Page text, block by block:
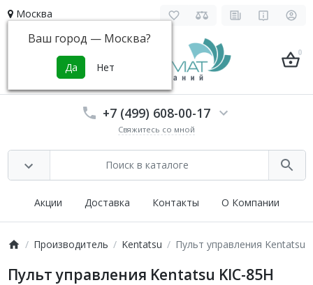
Москва
Ваш город — Москва?
0
+7 (499) 608-00-17
Свяжитесь со мной
Акции Доставка Контакты О Компании
Производитель Kentatsu Пульт управления Kentatsu
Пульт управления Kentatsu KIC-85H